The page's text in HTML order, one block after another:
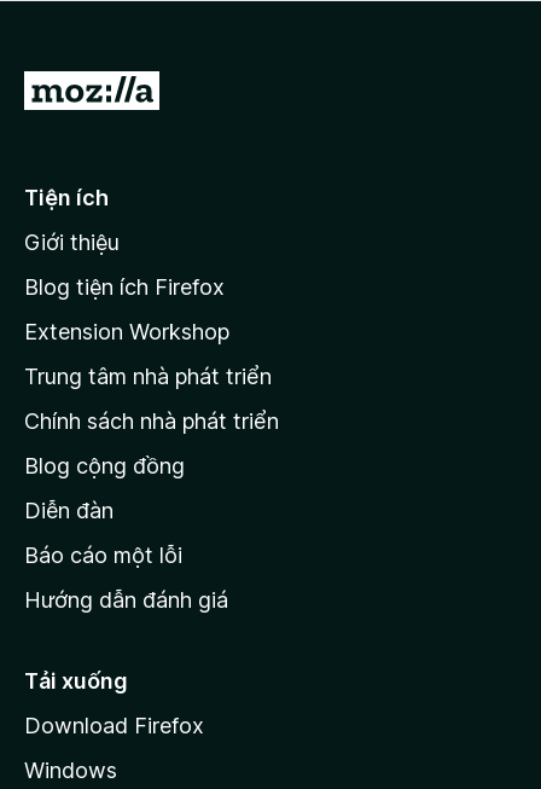
n
gĐ
ế
t
r
n
g
c
ủ
M
o
i
l
Tiện ích
Giới thiệu
Blog tiện ích Firefox
Extension Workshop
Trung tâm nhà phát triển
Chính sách nhà phát triển
Blog cộng đồng
Diễn đàn
Báo cáo một lỗi
Hướng dẫn đánh giá
Tải xuống
Download Firefox
Windows